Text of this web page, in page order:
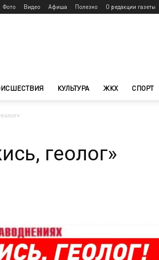
Фото Видео Афиша Полезно О редакции газеты
КУЛЬТУРА ЖКХ СПОРТ
геолог»